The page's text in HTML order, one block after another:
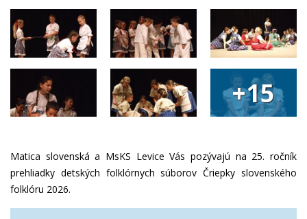
+15
Matica slovenská a MsKS Levice Vás pozývajú na 25. ročník
prehliadky detských folklórnych súborov Čriepky slovenského
folklóru 2026.